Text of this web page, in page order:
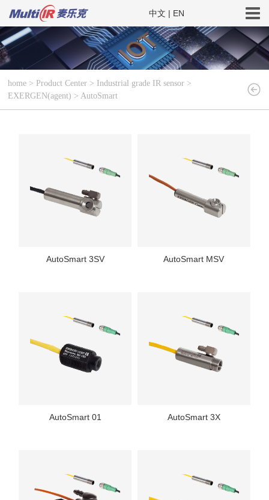
中文 | EN
home > Product Center > Industrial grade IR sensor >
EXERGEN(agent) >AutoSmart
AutoSmart 3SV AutoSmart MSV
AutoSmart 01 AutoSmart 3X